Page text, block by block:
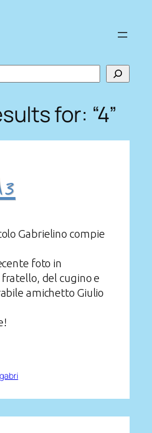
for: “4”
Gabrielino compie
foto in
del cugino e
amichetto Giulio
gabri